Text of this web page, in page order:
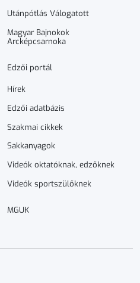
Utánpótlás Válogatott
Magyar Bajnokok
Arcképcsarnoka
Edzői portál
Hírek
Edzői adatbázis
Szakmai cikkek
Sakkanyagok
Videók oktatóknak, edzőknek
Videók sportszülőknek
MGUK